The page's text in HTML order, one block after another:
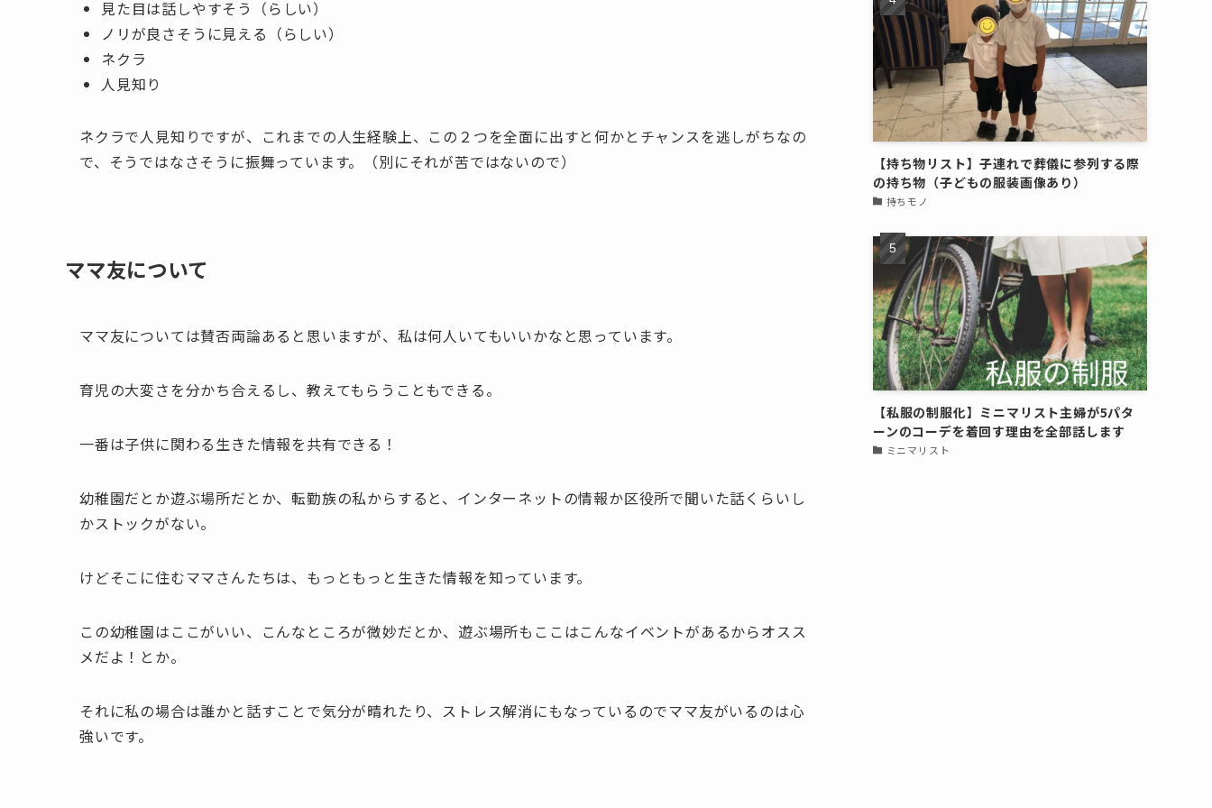
見た目は話しやすそう（らしい）
ノリが良さそうに見える（らしい）
ネクラ
人見知り
ネクラで人見知りですが、これまでの人生経験上、この２つを全面に出すと何かとチャンスを逃しがちなの
で、そうではなさそうに振舞っています。（別にそれが苦ではないので）
ママ友について
ママ友については賛否両論あると思いますが、私は何人いてもいいかなと思っています。
育児の大変さを分かち合えるし、教えてもらうこともできる。
一番は子供に関わる生きた情報を共有できる！
幼稚園だとか遊ぶ場所だとか、転勤族の私からすると、インターネットの情報か区役所で聞いた話くらいし
かストックがない。
けどそこに住むママさんたちは、もっともっと生きた情報を知っています。
この幼稚園はここがいい、こんなところが微妙だとか、遊ぶ場所もここはこんなイベントがあるからオスス
メだよ！とか。
それに私の場合は誰かと話すことで気分が晴れたり、ストレス解消にもなっているのでママ友がいるのは心
強いです。
【持ち物リスト】子連れで葬儀に参列する際
の持ち物（子どもの服装画像あり）
持ちモノ
【私服の制服化】ミニマリスト主婦が5パタ
ーンのコーデを着回す理由を全部話します
ミニマリスト